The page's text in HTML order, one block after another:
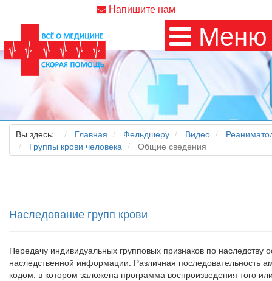
Напишите нам
Меню
Вы здесь: Главная Фельдшеру Видео
Группы крови человека
Общие сведения
Наследование групп крови
Передачу индивидуальных групповых признаков по наследству
наследственной информации. Различная последователь­ность
кодом, в котором заложена про­грамма воспроизведения того